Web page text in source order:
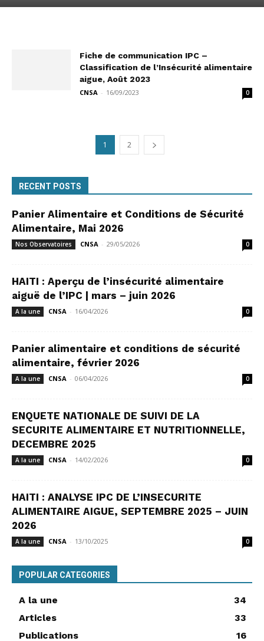
Fiche de communication IPC –
Classification de l’Insécurité alimentaire
aigue, Août 2023
CNSA - 16/09/2023 0
1 2
RECENT POSTS
Panier Alimentaire et Conditions de Sécurité
Alimentaire, Mai 2026
Nos Observatoires CNSA - 29/05/2026 0
HAITI : Aperçu de l’insécurité alimentaire
aiguë de l’IPC | mars – juin 2026
A la une CNSA - 16/04/2026 0
Panier alimentaire et conditions de sécurité
alimentaire, février 2026
A la une CNSA - 06/04/2026 0
ENQUETE NATIONALE DE SUIVI DE LA
SECURITE ALIMENTAIRE ET NUTRITIONNELLE,
DECEMBRE 2025
A la une CNSA - 14/02/2026 0
HAITI : ANALYSE IPC DE L’INSECURITE
ALIMENTAIRE AIGUE, SEPTEMBRE 2025 – JUIN
2026
A la une CNSA - 13/10/2025 0
POPULAR CATEGORIES
A la une
34
Articles
33
Publications
16